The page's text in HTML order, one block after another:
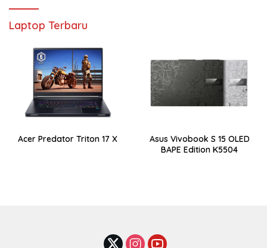
Laptop Terbaru
Acer Predator Triton 17 X
Asus Vivobook S 15 OLED
BAPE Edition K5504